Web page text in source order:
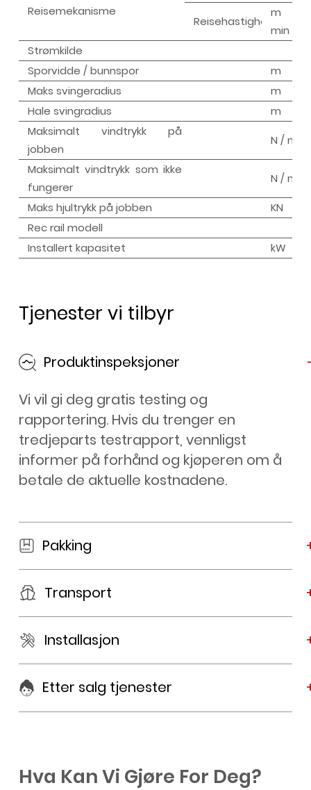
Reisemekanisme
Reisehastighet
m /
min
Strømkilde
Sporvidde / bunnspor
m
Maks svingeradius
m
Hale svingradius
m
Maksimalt vindtrykk på
jobben
N / m
Maksimalt vindtrykk som ikke
fungerer
N / m
Maks hjultrykk på jobben
KN
Rec rail modell
Installert kapasitet
kW
Tjenester vi tilbyr
Produktinspeksjoner
Vi vil gi deg gratis testing og
rapportering. Hvis du trenger en
tredjeparts testrapport, vennligst
informer på forhånd og kjøperen om å
betale de aktuelle kostnadene.
Pakking
Transport
Installasjon
Etter salg tjenester
Hva Kan Vi Gjøre For Deg?